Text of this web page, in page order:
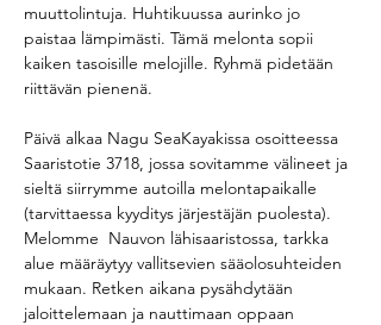
muuttolintuja. Huhtikuussa aurinko jo
paistaa lämpimästi. Tämä melonta sopii
kaiken tasoisille melojille. Ryhmä pidetään
riittävän pienenä.
Päivä alkaa Nagu SeaKayakissa osoitteessa
Saaristotie 3718, jossa sovitamme välineet ja
sieltä siirrymme autoilla melontapaikalle
(tarvittaessa kyyditys järjestäjän puolesta).
Melomme  Nauvon lähisaaristossa, tarkka
alue määräytyy vallitsevien sääolosuhteiden
mukaan. Retken aikana pysähdytään
jaloittelemaan ja nauttimaan oppaan